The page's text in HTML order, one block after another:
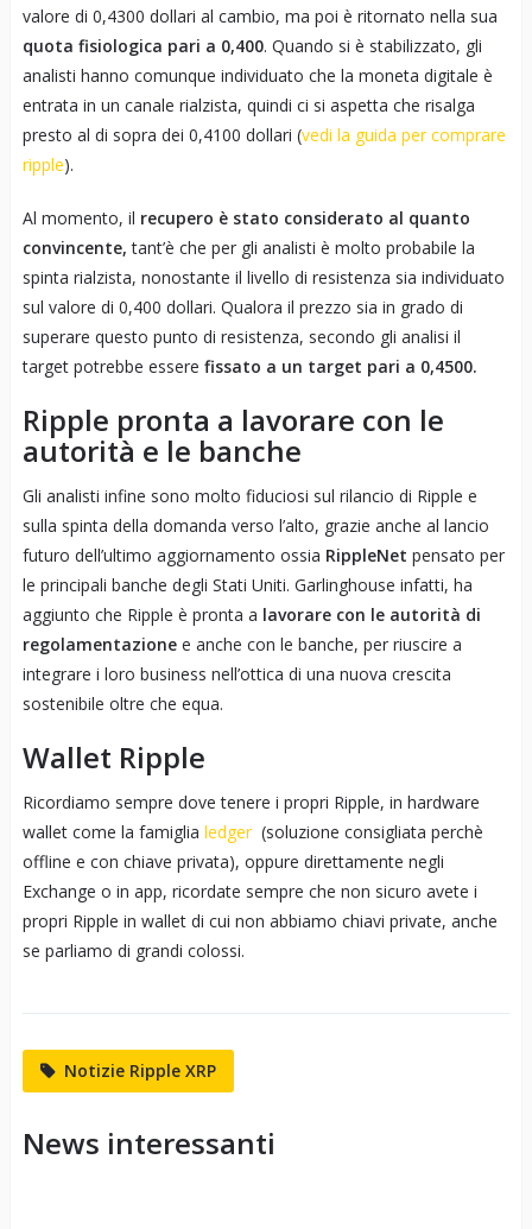
valore di 0,4300 dollari al cambio, ma poi è ritornato nella sua
quota fisiologica pari a 0,400. Quando si è stabilizzato, gli
analisti hanno comunque individuato che la moneta digitale è
entrata in un canale rialzista, quindi ci si aspetta che risalga
presto al di sopra dei 0,4100 dollari (vedi la guida per comprare
ripple).
Al momento, il recupero è stato considerato al quanto
convincente, tant’è che per gli analisti è molto probabile la
spinta rialzista, nonostante il livello di resistenza sia individuato
sul valore di 0,400 dollari. Qualora il prezzo sia in grado di
superare questo punto di resistenza, secondo gli analisi il
target potrebbe essere fissato a un target pari a 0,4500.
Ripple pronta a lavorare con le
autorità e le banche
Gli analisti infine sono molto fiduciosi sul rilancio di Ripple e
sulla spinta della domanda verso l’alto, grazie anche al lancio
futuro dell’ultimo aggiornamento ossia RippleNet pensato per
le principali banche degli Stati Uniti. Garlinghouse infatti, ha
aggiunto che Ripple è pronta a lavorare con le autorità di
regolamentazionee anche con le banche, per riuscire a
integrare i loro business nell’ottica di una nuova crescita
sostenibile oltre che equa.
Wallet Ripple
Ricordiamo sempre dove tenere i propri Ripple, in hardware
wallet come la famiglia ledger (soluzione consigliata perchè
offline e con chiave privata), oppure direttamente negli
Exchange o in app, ricordate sempre che non sicuro avete i
propri Ripple in wallet di cui non abbiamo chiavi private, anche
se parliamo di grandi colossi.
Notizie Ripple XRP
News interessanti